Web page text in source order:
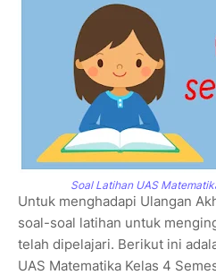
Soal Latihan UAS
Untuk menghadapi Ulangan
soal-soal latihan untuk
telah dipelajari. Berikut ini
UAS Matematika Kelas 4